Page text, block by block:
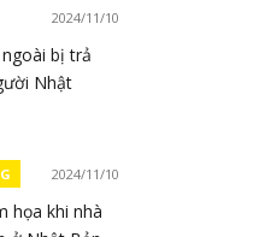
2024/11/10
bị trả
Nhật
2024/11/10
họa khi nhà